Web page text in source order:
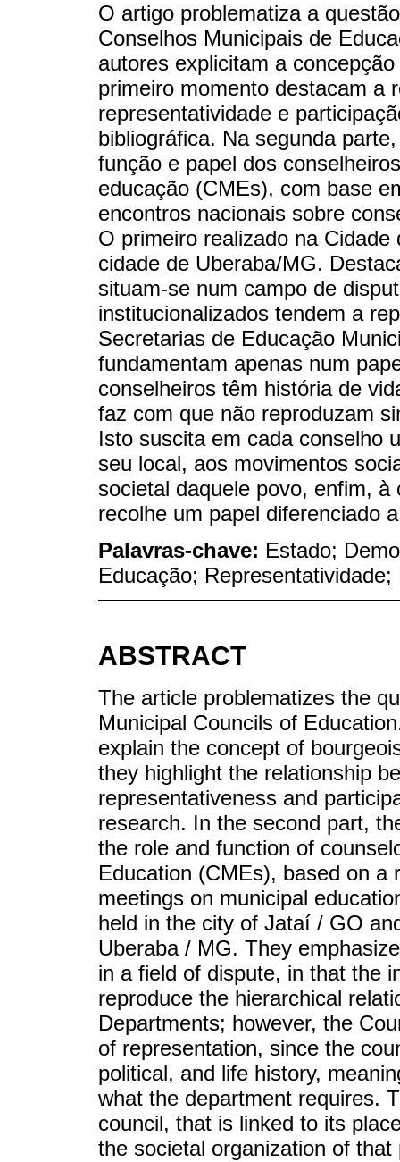
O artigo problematiza a
Conselhos Municipais de
autores explicitam a
primeiro momento destacam a
representatividade e
bibliográfica. Na segunda
função e papel dos
educação (CMEs), com base
encontros nacionais sobre
O primeiro realizado na
cidade de Uberaba/MG.
situam-se num campo de
institucionalizados tendem a
Secretarias de Educação
fundamentam apenas num
conselheiros têm história de
faz com que não reproduzam
Isto suscita em cada conselho
seu local, aos movimentos
societal daquele povo, enfim,
recolhe um papel diferenciado
Palavras-chave: Estado;
Educação; Representatividade;
ABSTRACT
The article problematizes the
Municipal Councils of
explain the concept of
they highlight the relationship
representativeness and
research. In the second part,
the role and function of
Education (CMEs), based on a
meetings on municipal
held in the city of Jataí / GO
Uberaba / MG. They
in a field of dispute, in that the
reproduce the hierarchical
Departments; however, the
of representation, since the
political, and life history,
what the department requires.
council, that is linked to its
the societal organization of